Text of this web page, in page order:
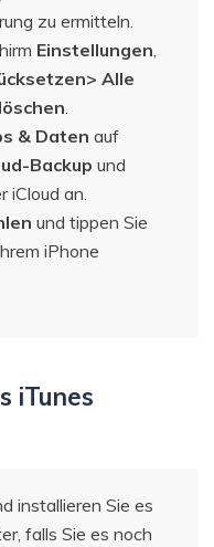
zu ermitteln.
Einstellungen
Alle
& Daten auf
Backup und
iCloud an.
und tippen Sie
iPhone
iTunes
installieren Sie es
falls Sie es noch